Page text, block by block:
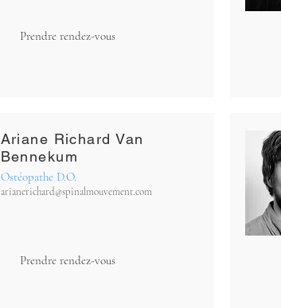
Prendre rendez-vous
Ariane Richard Van
Bennekum
Ostéopathe D.O.
arianerichard@spinalmouvement.com
Prendre rendez-vous